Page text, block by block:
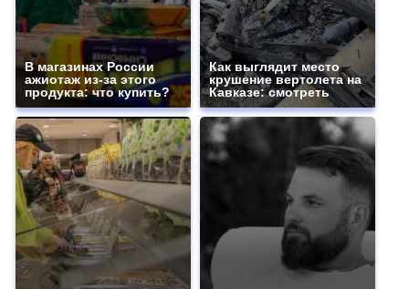
В магазинах России
ажиотаж из-за этого
продукта: что купить?
Как выглядит место
крушение вертолета на
Кавказе: смотреть